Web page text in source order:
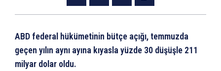
ABD federal hükümetinin bütçe açığı, temmuzda
geçen yılın aynı ayına kıyasla yüzde 30 düşüşle 211
milyar dolar oldu.